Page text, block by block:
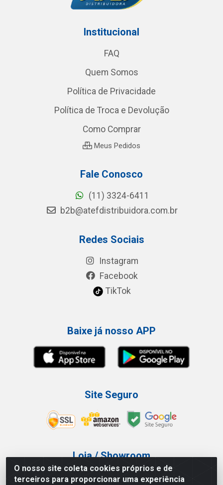
O nosso site coleta cookies próprios e de
terceiros para proporcionar uma experiência
Institucional
FAQ
Quem Somos
Política de Privacidade
Política de Troca e Devolução
Como Comprar
Meus Pedidos
Fale Conosco
(11) 3324-6411
b2b@atefdistribuidora.com.br
Redes Sociais
Instagram
Facebook
TikTok
Baixe já nosso APP
Site Seguro
Loja / Showroom
Tel.: (11) 3227-0546